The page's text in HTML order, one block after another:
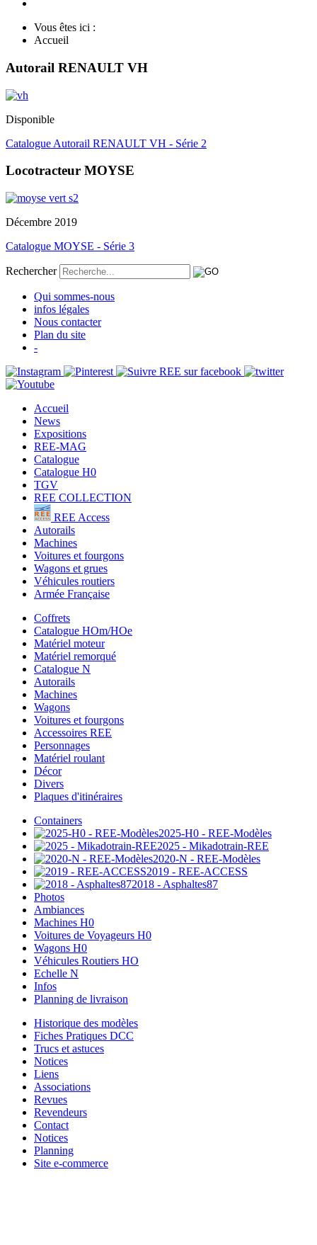
Vous êtes ici :
Accueil
Autorail RENAULT VH
Disponible
Catalogue Autorail RENAULT VH - Série 2
Locotracteur MOYSE
Décembre 2019
Catalogue MOYSE - Série 3
Rechercher
Qui sommes-nous
infos légales
Nous contacter
Plan du site
-
Accueil
News
Expositions
REE-MAG
Catalogue
Catalogue H0
TGV
REE COLLECTION
REE Access
Autorails
Machines
Voitures et fourgons
Wagons et grues
Véhicules routiers
Armée Française
Coffrets
Catalogue HOm/HOe
Matériel moteur
Matériel remorqué
Catalogue N
Autorails
Machines
Wagons
Voitures et fourgons
Accessoires REE
Personnages
Matériel roulant
Décor
Divers
Plaques d'itinéraires
Containers
2025-H0 - REE-Modèles
2025 - Mikadotrain-REE
2020-N - REE-Modèles
2019 - REE-ACCESS
2018 - Asphaltes87
Photos
Ambiances
Machines H0
Voitures de Voyageurs H0
Wagons H0
Véhicules Routiers HO
Echelle N
Infos
Planning de livraison
Historique des modèles
Fiches Pratiques DCC
Trucs et astuces
Notices
Liens
Associations
Revues
Revendeurs
Contact
Notices
Planning
Site e-commerce